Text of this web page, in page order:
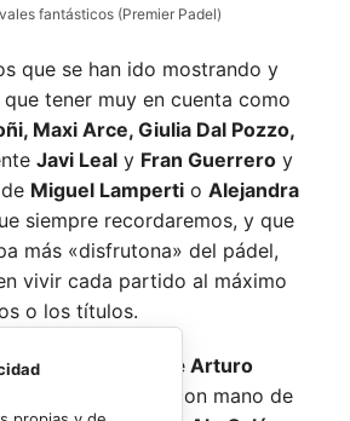
fantásticos (Premier Padel)
que se han ido mostrando y
tener muy en cuenta como
Maxi Arce, Giulia Dal Pozzo,
Javi Leal y Fran Guerrero y
Miguel Lamperti o Alejandra
siempre recordaremos, y que
más «disfrutona» del pádel,
vivir cada partido al máximo
o los títulos.
de olvidarnos de Arturo
que rigen con mano de